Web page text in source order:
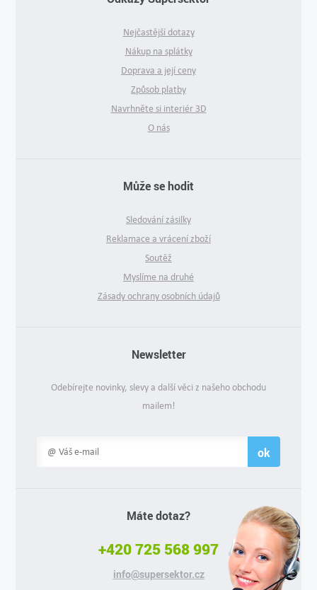
Nejčastější dotazy
Nákup na splátky
Doprava a její ceny
Způsob platby
Navrhněte si interiér 3D
O nás
Může se hodit
Sledování zásilky
Reklamace a vrácení zboží
Soutěž
Myslíme na druhé
Zásady ochrany osobních údajů
Newsletter
Odebírejte novinky, slevy a další věci z našeho obchodu
mailem!
ok
Máte dotaz?
+420 725 568 997
info@supersektor.cz